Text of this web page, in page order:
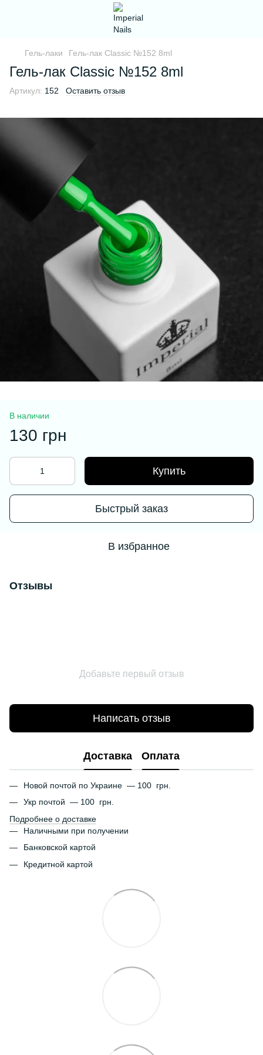
Гель-лаки Гель-лак Classic №152 8ml
Гель-лак Classic №152 8ml
Артикул: 152 Оставить отзыв
В наличии
130 грн
Купить
Быстрый заказ
В избранное
Отзывы
Добавьте первый отзыв
Написать отзыв
Доставка Оплата
Новой почтой по Украине — 100 грн.
Укр почтой — 100 грн.
Подробнее о доставке
Наличными при получении
Банковской картой
Кредитной картой